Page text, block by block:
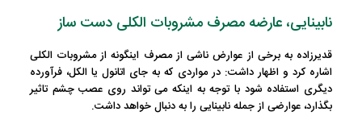
نابینایی، عارضه مصرف مشروبات الکلی دست ساز
قدیرزاده به برخی از عوارض ناشی از مصرف اینگونه از مشروبات الکلی
اشاره کرد و اظهار داشت: در مواردی که به جای اتانول یا الکل، فرآورده
دیگری استفاده شود با توجه به اینکه می تواند روی عصب چشم تاثیر
بگذارد، عوارضی از جمله نابینایی را به دنبال خواهد داشت.